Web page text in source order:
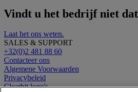
Vindt u het bedrijf niet
Laat het ons weten.
SALES & SUPPORT
+32(0)2 481 88 60
Contacteer ons
Algemene Voorwaarden
Privacybeleid
Clearbit logo's